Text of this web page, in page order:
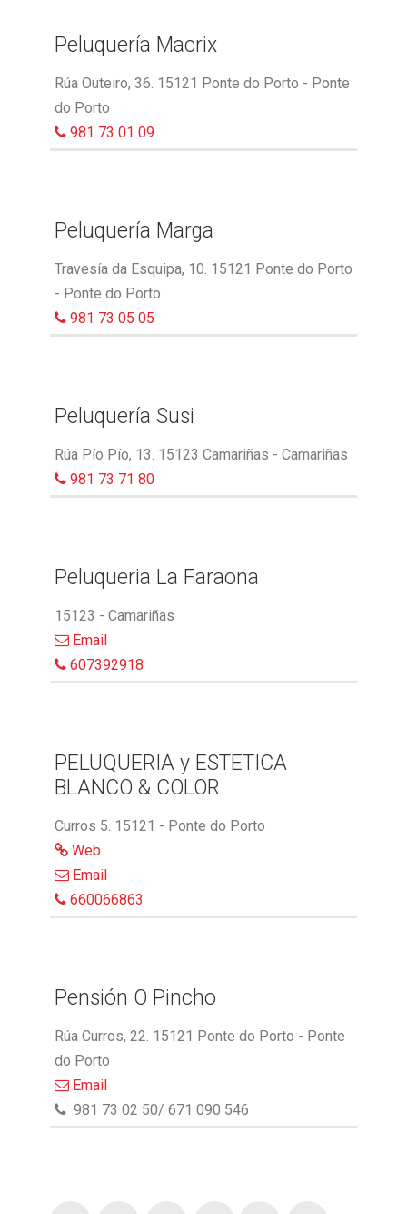
Peluquería Macrix
Rúa Outeiro, 36. 15121 Ponte do Porto - Ponte
do Porto
981 73 01 09
Peluquería Marga
Travesía da Esquipa, 10. 15121 Ponte do Porto
- Ponte do Porto
981 73 05 05
Peluquería Susi
Rúa Pío Pío, 13. 15123 Camariñas - Camariñas
981 73 71 80
Peluqueria La Faraona
15123 - Camariñas
Email
607392918
PELUQUERIA y ESTETICA
BLANCO & COLOR
Curros 5. 15121 - Ponte do Porto
Web
Email
660066863
Pensión O Pincho
Rúa Curros, 22. 15121 Ponte do Porto - Ponte
do Porto
Email
981 73 02 50/ 671 090 546